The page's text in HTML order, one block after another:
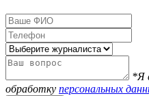
*Я
обработку персональных